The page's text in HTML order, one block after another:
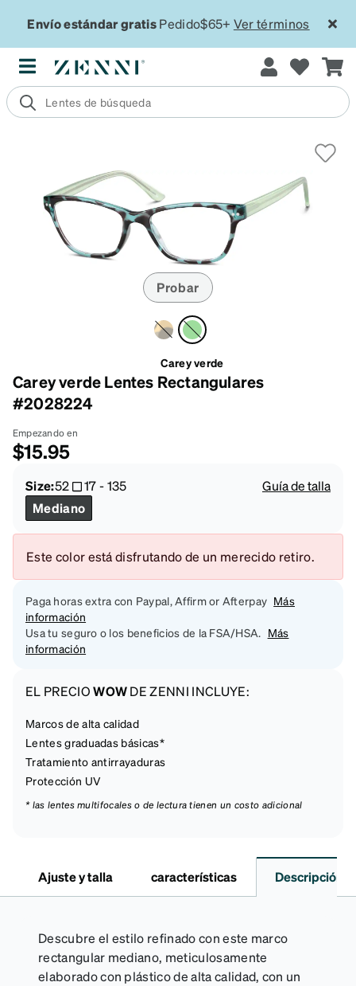
Envío estándar gratisPedido$65+ Ver términos
Probar
Carey verde
Carey verde Lentes Rectangulares
#2028224
Empezando en
$15.95
Size:52 17-135
Guía de talla
Mediano
Este color está disfrutando de un merecido retiro.
Paga horas extra con Paypal, Affirm or Afterpay Más
información
Usa tu seguro o los beneficios de la FSA/HSA. Más
información
EL PRECIOWOWDE ZENNI INCLUYE:
Marcos de alta calidad
Lentes graduadas básicas*
Tratamiento antirrayaduras
Protección UV
* las lentes multifocales o de lectura tienen un costo adicional
Ajuste y talla características Descripción
Descubre el estilo refinado con este marco
rectangular mediano, meticulosamente
elaborado con plástico de alta calidad, con un